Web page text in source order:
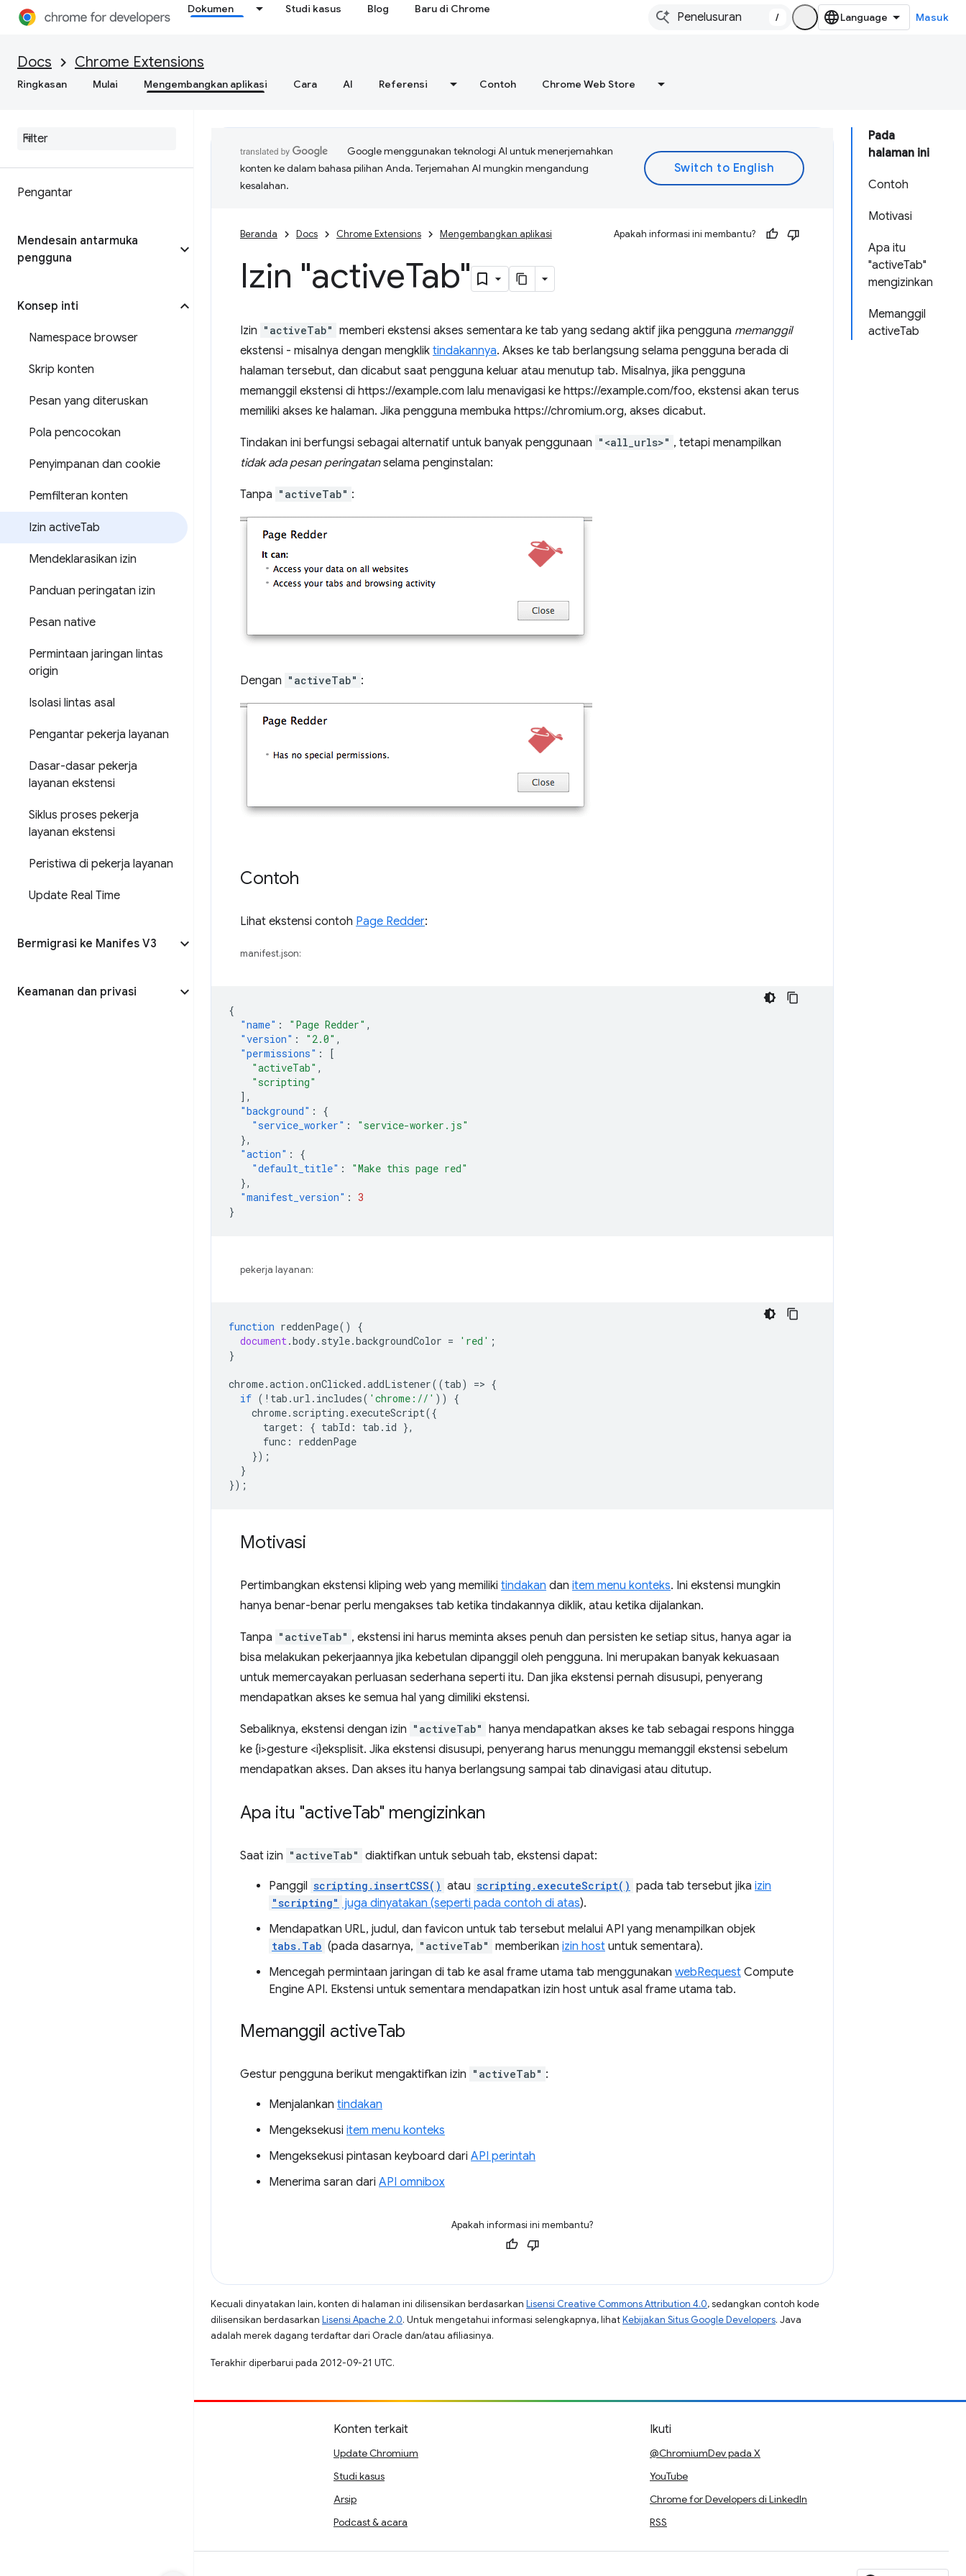
Dokumen Studi kasus Blog Baru di Chrome
/ Masuk
Docs Chrome Extensions
Ringkasan Mulai Mengembangkan aplikasi Cara AI Referensi Contoh Chrome Web Store
Pengantar
Mendesain antarmuka
pengguna
Konsep inti
Namespace browser
Skrip konten
Pesan yang diteruskan
Pola pencocokan
Penyimpanan dan cookie
Pemfilteran konten
Izin activeTab
Mendeklarasikan izin
Panduan peringatan izin
Pesan native
Permintaan jaringan lintas
origin
Isolasi lintas asal
Pengantar pekerja layanan
Dasar-dasar pekerja
layanan ekstensi
Siklus proses pekerja
layanan ekstensi
Peristiwa di pekerja layanan
Update Real Time
Bermigrasi ke Manifes V3
Keamanan dan privasi
Pada
halaman ini
Contoh
Motivasi
Apa itu
"activeTab"
mengizinkan
Memanggil
activeTab
Google menggunakan teknologi AI untuk menerjemahkan
konten ke dalam bahasa pilihan Anda. Terjemahan AI mungkin mengandung
kesalahan.
Beranda Docs Chrome Extensions Mengembangkan aplikasi Apakah informasi ini membantu?
Izin "activeTab"
Izin "activeTab" memberi ekstensi akses sementara ke tab yang sedang aktif jika pengguna memanggil
ekstensi - misalnya dengan mengklik tindakannya. Akses ke tab berlangsung selama pengguna berada di
halaman tersebut, dan dicabut saat pengguna keluar atau menutup tab. Misalnya, jika pengguna
memanggil ekstensi di https://example.com lalu menavigasi ke https://example.com/foo, ekstensi akan terus
memiliki akses ke halaman. Jika pengguna membuka https://chromium.org, akses dicabut.
Tindakan ini berfungsi sebagai alternatif untuk banyak penggunaan "<all_urls>" , tetapi menampilkan
tidak ada pesan peringatanselama penginstalan:
Tanpa "activeTab" :
Dengan "activeTab" :
Contoh
Lihat ekstensi contoh Page Redder:
manifest.json:
{
"name" : "Page Redder" ,
"version" : "2.0" ,
"permissions" :
[
"activeTab" ,
"scripting"
],
"background" :
{
"service_worker" :
"service-worker.js"
},
"action" :
{
"default_title" :
"Make this page red"
},
"manifest_version" : 3
}
pekerja layanan:
function reddenPage()
{
document.body. style.backgroundColor = 'red' ;
}
chrome.action .onClicked .addListener((tab) => {
if ( ! tab .url . includes( 'chrome://' ))
{
chrome. scripting . executeScript({
target : { tabId : tab . id },
func :
reddenPage
});
}
});
Motivasi
Pertimbangkan ekstensi kliping web yang memiliki tindakan dan item menu konteks. Ini ekstensi mungkin
hanya benar-benar perlu mengakses tab ketika tindakannya diklik, atau ketika dijalankan.
Tanpa "activeTab" , ekstensi ini harus meminta akses penuh dan persisten ke setiap situs, hanya agar ia
bisa melakukan pekerjaannya jika kebetulan dipanggil oleh pengguna. Ini merupakan banyak kekuasaan
untuk memercayakan perluasan sederhana seperti itu. Dan jika ekstensi pernah disusupi, penyerang
mendapatkan akses ke semua hal yang dimiliki ekstensi.
Sebaliknya, ekstensi dengan izin "activeTab" hanya mendapatkan akses ke tab sebagai respons hingga
ke {i>gesture <i}eksplisit. Jika ekstensi disusupi, penyerang harus menunggu memanggil ekstensi sebelum
mendapatkan akses. Dan akses itu hanya berlangsung sampai tab dinavigasi atau ditutup.
Apa itu "activeTab" mengizinkan
Saat izin "activeTab" diaktifkan untuk sebuah tab, ekstensi dapat:
Panggil scripting.insertCSS() atau scripting.executeScript() pada tab tersebut jika izin
"scripting" juga dinyatakan (seperti pada contoh di atas).
Mendapatkan URL, judul, dan favicon untuk tab tersebut melalui API yang menampilkan objek
tabs.Tab (pada dasarnya, "activeTab" memberikan izin host untuk sementara).
Mencegah permintaan jaringan di tab ke asal frame utama tab menggunakan webRequest Compute
Engine API. Ekstensi untuk sementara mendapatkan izin host untuk asal frame utama tab.
Memanggil activeTab
Gestur pengguna berikut mengaktifkan izin "activeTab" :
Menjalankan tindakan
Mengeksekusi item menu konteks
Mengeksekusi pintasan keyboard dari API perintah
Menerima saran dari API omnibox
Apakah informasi ini membantu?
Kecuali dinyatakan lain, konten di halaman ini dilisensikan berdasarkan Lisensi Creative Commons Attribution 4.0, sedangkan contoh kode
dilisensikan berdasarkan Lisensi Apache 2.0. Untuk mengetahui informasi selengkapnya, lihatKebijakan Situs Google Developers. Java
adalah merek dagang terdaftar dari Oracle dan/atau afiliasinya.
Terakhir diperbarui pada 2012-09-21 UTC.
Konten terkait
Update Chromium
Studi kasus
Arsip
Podcast & acara
Ikuti
@ChromiumDev pada X
YouTube
Chrome for Developers di LinkedIn
RSS